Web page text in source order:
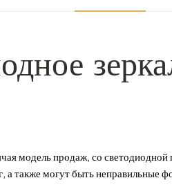
модель продаж, со
а также могут быть неправильные